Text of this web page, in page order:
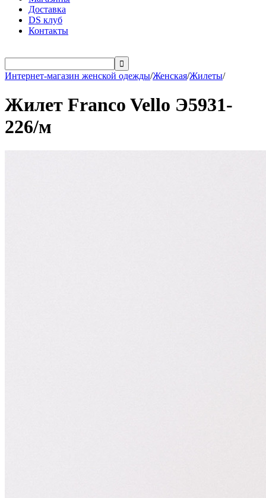
Доставка
DS клуб
Контакты

Интернет-магазин женской одежды/Женская/Жилеты/
Жилет Franco Vello Э5931-
226/м